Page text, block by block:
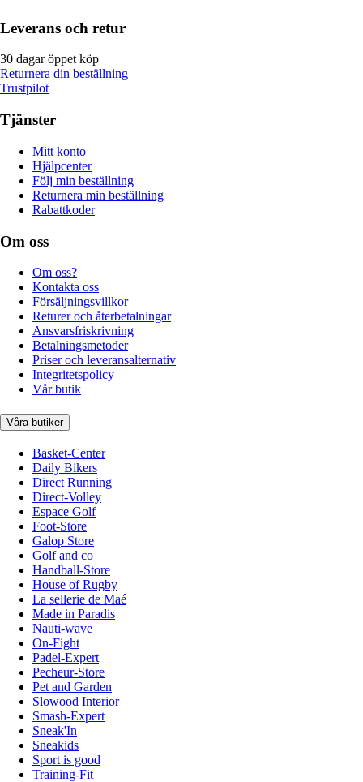
Leverans och retur
30 dagar öppet köp
Returnera din beställning
Trustpilot
Tjänster
Mitt konto
Hjälpcenter
Följ min beställning
Returnera min beställning
Rabattkoder
Om oss
Om oss?
Kontakta oss
Försäljningsvillkor
Returer och återbetalningar
Ansvarsfriskrivning
Betalningsmetoder
Priser och leveransalternativ
Integritetspolicy
Vår butik
Våra butiker
Basket-Center
Daily Bikers
Direct Running
Direct-Volley
Espace Golf
Foot-Store
Galop Store
Golf and co
Handball-Store
House of Rugby
La sellerie de Maé
Made in Paradis
Nauti-wave
On-Fight
Padel-Expert
Pecheur-Store
Pet and Garden
Slowood Interior
Smash-Expert
Sneak'In
Sneakids
Sport is good
Training-Fit